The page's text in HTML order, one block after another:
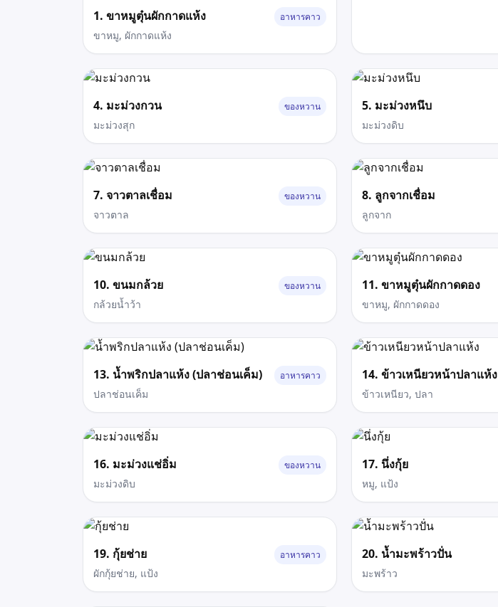
1. ขาหมูตุ๋นผักกาดแห้ง
ขาหมู, ผักกาดแห้ง
อาหารคาว
4. มะม่วงกวน
มะม่วงสุก
ของหวาน 5. มะม่วงหนึบ
มะม่วงดิบ
7. จาวตาลเชื่อม
จาวตาล
ของหวาน 8. ลูกจากเชื่อม
ลูกจาก
10. ขนมกล้วย
กล้วยน้ำว้า
ของหวาน 11. ขาหมูตุ๋นผักกาดดอง
ขาหมู, ผักกาดดอง
13. น้ำพริกปลาแห้ง (ปลาช่อนเค็ม)
ปลาช่อนเค็ม
อาหารคาว 14. ข้าวเหนียวหน้าปลาแห้ง
ข้าวเหนียว, ปลา
16. มะม่วงแช่อิ่ม
มะม่วงดิบ
ของหวาน 17. นึ่งกุ้ย
หมู, แป้ง
19. กุ้ยช่าย
ผักกุ้ยช่าย, แป้ง
อาหารคาว 20. น้ำมะพร้าวปั่น
มะพร้าว